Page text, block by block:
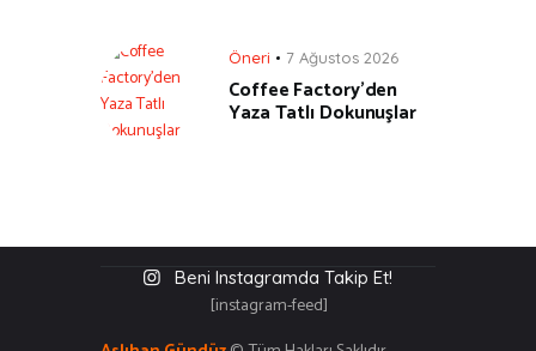
Öneri 7 Ağustos 2026
Coffee Factory’den
Yaza Tatlı Dokunuşlar
Beni Instagramda Takip Et!
[instagram-feed]